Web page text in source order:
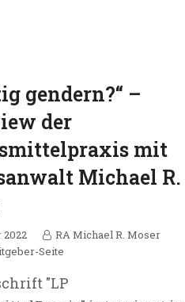
gendern?“ –
der
mit
Michael R.
2022
RA Michael R. Moser
Seite
"LP